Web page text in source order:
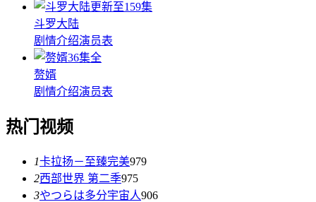
更新至159集
斗罗大陆
剧情介绍演员表
36集全
赘婿
剧情介绍演员表
热门视频
1卡拉扬－至臻完美979
2西部世界 第二季975
3やつらは多分宇宙人906